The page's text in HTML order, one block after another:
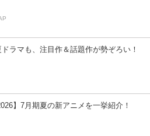
ラマも、注目作＆話題作が勢ぞろい！
】7月期夏の新アニメを一挙紹介！